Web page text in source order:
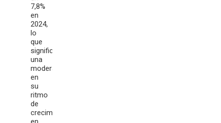
7,8%
en
2024,
lo
que
significó
una
moderación
en
su
ritmo
de
crecimiento,